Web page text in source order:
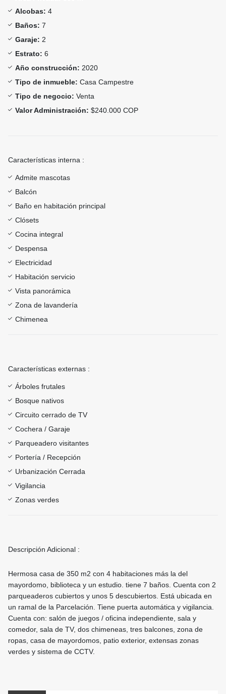
Alcobas: 4
Baños: 7
Garaje: 2
Estrato: 6
Año construcción: 2020
Tipo de inmueble: Casa Campestre
Tipo de negocio: Venta
Valor Administración: $240.000 COP
Características interna :
Admite mascotas
Balcón
Baño en habitación principal
Clósets
Cocina integral
Despensa
Electricidad
Habitación servicio
Vista panorámica
Zona de lavandería
Chimenea
Características externas :
Árboles frutales
Bosque nativos
Circuito cerrado de TV
Cochera / Garaje
Parqueadero visitantes
Portería / Recepción
Urbanización Cerrada
Vigilancia
Zonas verdes
Descripción Adicional :
Hermosa casa de 350 m2 con 4 habitaciones más la del
mayordomo, biblioteca y un estudio. tiene 7 baños. Cuenta con 2
parqueaderos cubiertos y unos 5 descubiertos. Está ubicada en
un ramal de la Parcelación. Tiene puerta automática y vigilancia.
Cuenta con: salón de juegos / oficina independiente, sala y
comedor, sala de TV, dos chimeneas, tres balcones, zona de
ropas, casa de mayordomos, patio exterior, extensas zonas
verdes y sistema de CCTV.